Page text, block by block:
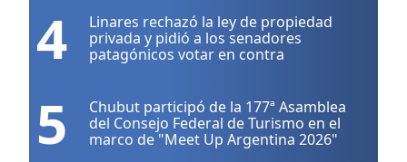
4
Linares rechazó la ley de propiedad
privada y pidió a los senadores
patagónicos votar en contra
5
Chubut participó de la 177ª Asamblea
del Consejo Federal de Turismo en el
marco de "Meet Up Argentina 2026"